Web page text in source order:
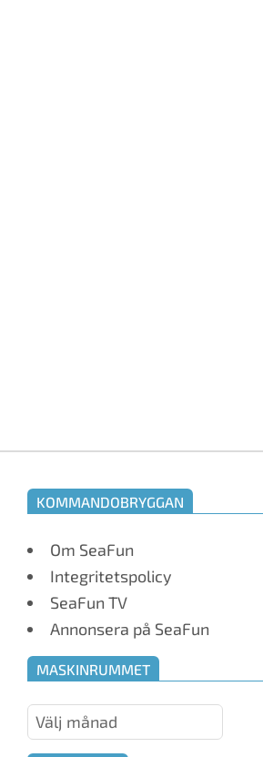
KOMMANDOBRYGGAN
Om SeaFun
Integritetspolicy
SeaFun TV
Annonsera på SeaFun
MASKINRUMMET
Maskinrummet